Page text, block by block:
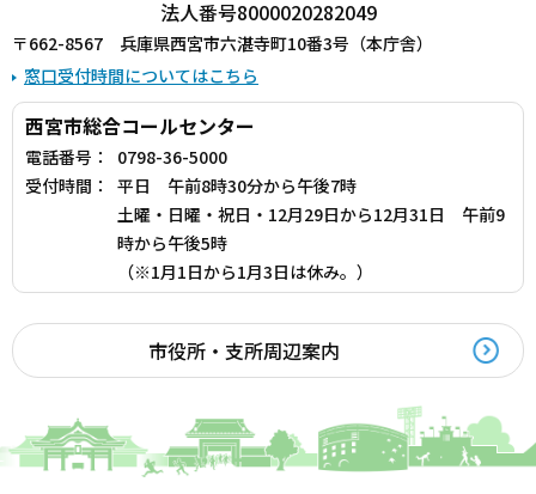
法人番号8000020282049
〒662-8567 兵庫県西宮市六湛寺町10番3号（本庁舎）
窓口受付時間についてはこちら
西宮市総合コールセンター
電話番号：
0798-36-5000
受付時間：
平日 午前8時30分から午後7時
土曜・日曜・祝日・12月29日から12月31日 午前9
時から午後5時
（※1月1日から1月3日は休み。）
市役所・支所周辺案内